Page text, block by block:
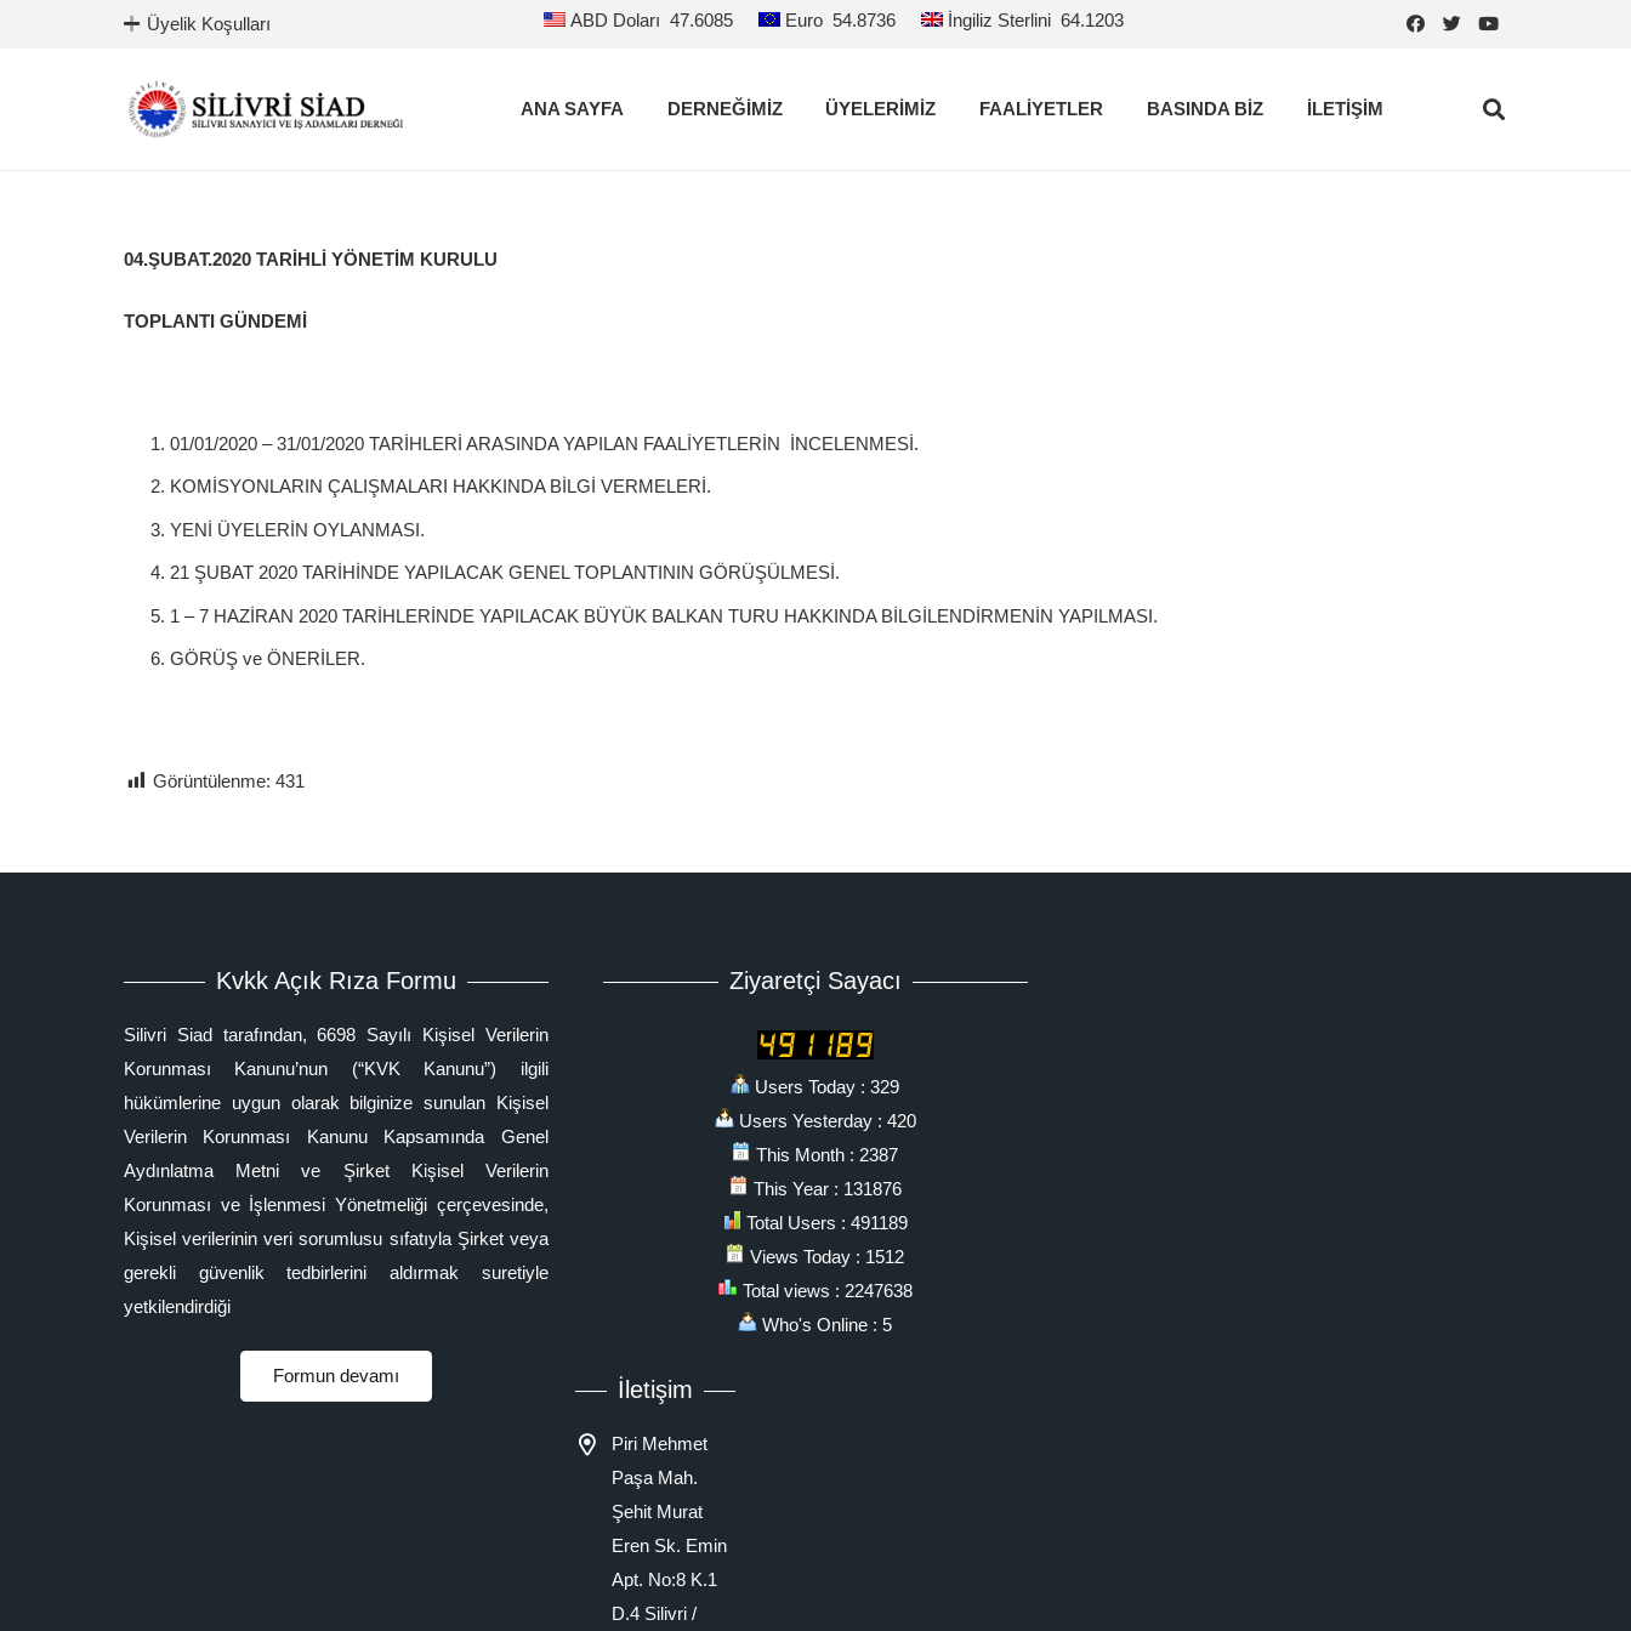
Üyelik Koşulları ABD Doları 47.6085 Euro 54.8736 İngiliz Sterlini 64.1203
ANA SAYFA DERNEĞİMİZ ÜYELERİMİZ FAALİYETLER BASINDA BİZ İLETİŞİM
04.ŞUBAT.2020 TARİHLİ YÖNETİM KURULU
TOPLANTI GÜNDEMİ
01/01/2020 – 31/01/2020 TARİHLERİ ARASINDA YAPILAN FAALİYETLERİN İNCELENMESİ.
KOMİSYONLARIN ÇALIŞMALARI HAKKINDA BİLGİ VERMELERİ.
YENİ ÜYELERİN OYLANMASI.
21 ŞUBAT 2020 TARİHİNDE YAPILACAK GENEL TOPLANTININ GÖRÜŞÜLMESİ.
1 – 7 HAZİRAN 2020 TARİHLERİNDE YAPILACAK BÜYÜK BALKAN TURU HAKKINDA BİLGİLENDİRMENİN YAPILMASI.
GÖRÜŞ ve ÖNERİLER.
Görüntülenme: 431
Kvkk Açık Rıza Formu
Silivri Siad tarafından, 6698 Sayılı Kişisel Verilerin
Korunması Kanunu’nun (“KVK Kanunu”) ilgili
hükümlerine uygun olarak bilginize sunulan Kişisel
Verilerin Korunması Kanunu Kapsamında Genel
Aydınlatma Metni ve Şirket Kişisel Verilerin
Korunması ve İşlenmesi Yönetmeliği çerçevesinde,
Kişisel verilerinin veri sorumlusu sıfatıyla Şirket veya
gerekli güvenlik tedbirlerini aldırmak suretiyle
yetkilendirdiği
Formun devamı
Ziyaretçi Sayacı
Users Today : 329
Users Yesterday : 420
This Month : 2387
This Year : 131876
Total Users : 491189
Views Today : 1512
Total views : 2247638
Who's Online : 5
İletişim
Piri Mehmet
Paşa Mah.
Şehit Murat
Eren Sk. Emin
Apt. No:8 K.1
D.4 Silivri /